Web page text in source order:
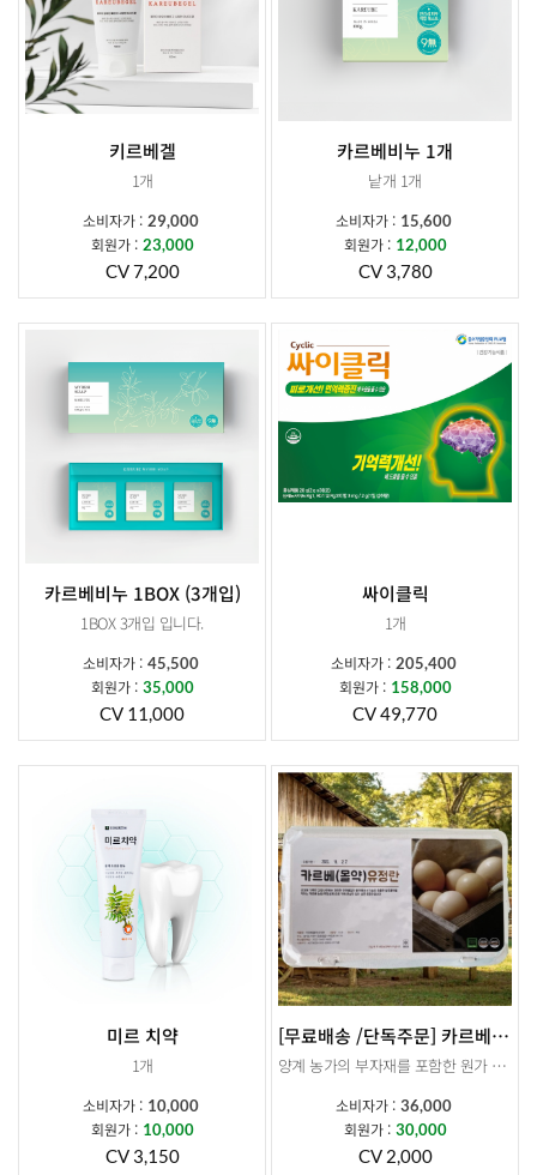
키르베겔
1개
소비자가 : 29,000
회원가 : 23,000
CV 7,200
카르베비누 1개
낱개 1개
소비자가 : 15,600
회원가 : 12,000
CV 3,780
카르베비누 1BOX (3개입)
1BOX 3개입 입니다.
소비자가 : 45,500
회원가 : 35,000
CV 11,000
싸이클릭
1개
소비자가 : 205,400
회원가 : 158,000
CV 49,770
미르 치약
1개
소비자가 : 10,000
회원가 : 10,000
CV 3,150
[무료배송 /단독주문] 카르베 유정란15구 x 2BOX
양계 농가의 부자재를 포함한 원가 상승으로 인해 부득이하게 5월부터 가격 인상이 불가피하게 되었습니다. 더미르라이프에서는 농가에서 인상된 금액만큼만 반영하였음을 안내드립니다. 이에 따라 기존 유정란 정기결제 건은 일괄 취소 처리될 예정이오니, 참고하시어 재신청 부탁드립니다. 5월 11일(월) 결제 건부터 인상된 가격이 적용됩니다. 감사합니다.
발효몰약을 먹인 건강한 닭이 낳은 카르베 유정란입니다.
15구 X 2박스 배송됩니다
소비자가 : 36,000
회원가 : 30,000
CV 2,000